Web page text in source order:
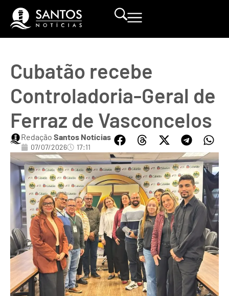
Cubatão recebe
Controladoria-Geral de
Ferraz de Vasconcelos
Redação Santos Notícias
07/07/2026 17:11